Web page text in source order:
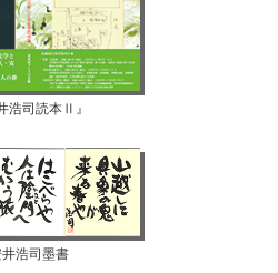
浩司読本Ⅱ』
浩司墨書